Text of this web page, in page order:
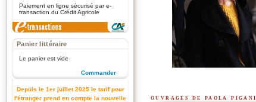
Paiement en ligne sécurisé par e-
transaction du Crédit Agricole
Panier littéraire
Le panier est vide
Commander
Depuis le 1er juillet 2025 le tarif pour
l'étranger prend en compte la nouvelle
ouvrages de paola pigani